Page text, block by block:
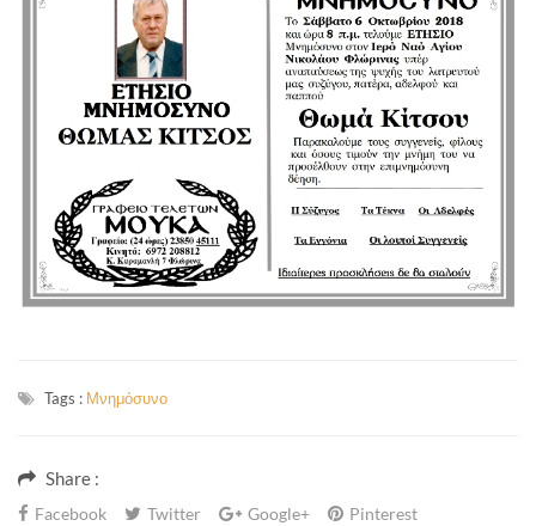
Tags : Μνημόσυνο
Share :
Facebook Twitter Google+
Pinterest